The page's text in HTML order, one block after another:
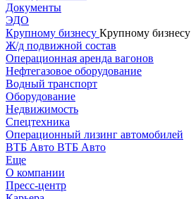
Документы
ЭДО
Крупному бизнесу Крупному бизнесу
Ж/д подвижной состав
Операционная аренда вагонов
Нефтегазовое оборудование
Водный транспорт
Оборудование
Недвижимость
Спецтехника
Операционный лизинг автомобилей
ВТБ Авто ВТБ Авто
Еще
О компании
Пресс-центр